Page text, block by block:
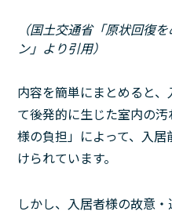
（国土交通省「原状回復
ン」より引用）
内容を簡単にまとめると
て後発的に生じた室内の
様の負担」によって、入
けられています。
しかし、入居者様の故意